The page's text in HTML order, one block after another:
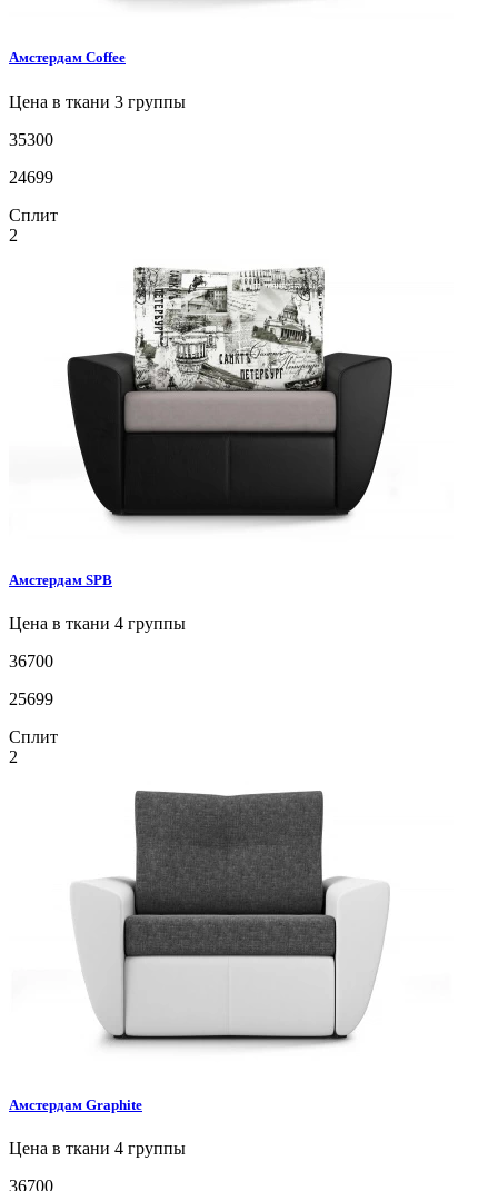
Амстердам Coffee
Цена в ткани 3 группы
35300
24699
Сплит
2
Амстердам SPB
Цена в ткани 4 группы
36700
25699
Сплит
2
Амстердам Graphite
Цена в ткани 4 группы
36700